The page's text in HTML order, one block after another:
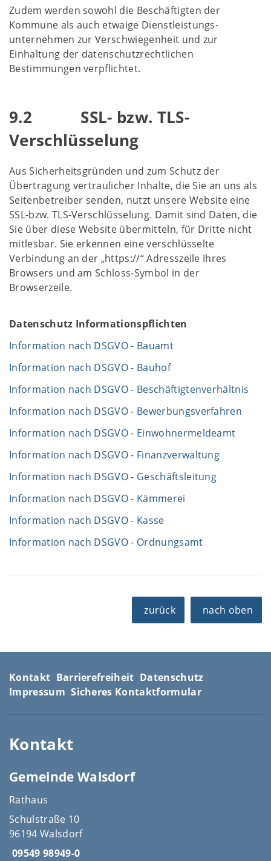
Zudem werden sowohl die Beschäftigten der
Kommune als auch etwaige Dienstleistungs-
unternehmen zur Verschwiegenheit und zur
Einhaltung der datenschutzrechtlichen
Bestimmungen verpflichtet.
9.2 SSL- bzw. TLS-
Verschlüsselung
Aus Sicherheitsgründen und zum Schutz der
Übertragung vertraulicher Inhalte, die Sie an uns als
Seitenbetreiber senden, nutzt unsere Website eine
SSL-bzw. TLS-Verschlüsselung. Damit sind Daten, die
Sie über diese Website übermitteln, für Dritte nicht
mitlesbar. Sie erkennen eine verschlüsselte
Verbindung an der „https://“ Adresszeile Ihres
Browsers und am Schloss-Symbol in der
Browserzeile.
Datenschutz Informationspflichten
Information nach DSGVO - Bauamt
Information nach DSGVO - Bauhof
Information nach DSGVO - Beschäftigtenverhältnis
Information nach DSGVO - Bewerbungsverfahren
Information nach DSGVO - Einwohnermeldeamt
Information nach DSGVO - Finanzverwaltung
Information nach DSGVO - Geschäftsleitung
Information nach DSGVO - Kämmerei
Information nach DSGVO - Kasse
Information nach DSGVO - Ordnungsamt
zurück nach oben
Kontakt Barrierefreiheit Datenschutz
Impressum Sicheres Kontaktformular
Kontakt
Gemeinde Walsdorf
Rathaus
Schulstraße 10
96194 Walsdorf
09549 98949-0